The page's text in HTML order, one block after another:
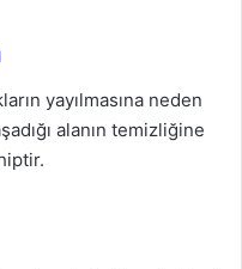
yayılmasına neden
alanın temizliğine